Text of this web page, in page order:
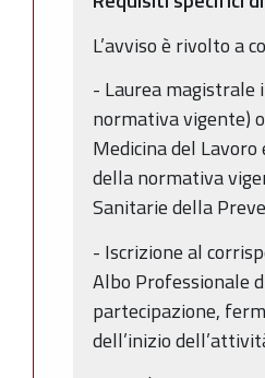
L’avviso è rivolto a
- Laurea magistrale
normativa vigente)
Medicina del
della normativa
Sanitarie della
- Iscrizione al
Albo Professionale
partecipazione,
dell’inizio